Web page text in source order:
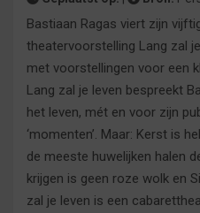
Bastiaan Ragas viert zijn
theatervoorstelling Lang zal
met voorstellingen voor een
Lang zal je leven bespreekt
het leven, mét en voor zijn
‘momenten’. Maar: Kerst is
de meeste huwelijken halen
krijgen is geen roze wolk en
zal je leven is een